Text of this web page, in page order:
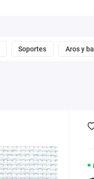
Soportes Aros y